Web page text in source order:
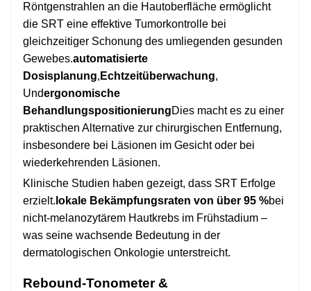
Röntgenstrahlen an die Hautoberfläche ermöglicht
die SRT eine effektive Tumorkontrolle bei
gleichzeitiger Schonung des umliegenden gesunden
Gewebes.automatisierte
Dosisplanung, Echtzeitüberwachung,
Undergonomische
BehandlungspositionierungDies macht es zu einer
praktischen Alternative zur chirurgischen Entfernung,
insbesondere bei Läsionen im Gesicht oder bei
wiederkehrenden Läsionen.
Klinische Studien haben gezeigt, dass SRT Erfolge
erzielt. lokale Bekämpfungsraten von über 95 %bei
nicht-melanozytärem Hautkrebs im Frühstadium –
was seine wachsende Bedeutung in der
dermatologischen Onkologie unterstreicht.
Rebound-Tonometer &